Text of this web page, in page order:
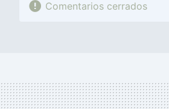
Comentarios cerrados